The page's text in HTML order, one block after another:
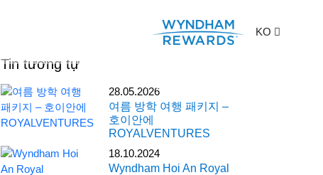
KO
Tin tương tự
28.05.2026
여름 방학 여행 패키지 –
호이안에
ROYALVENTURES
18.10.2024
Wyndham Hoi An Royal